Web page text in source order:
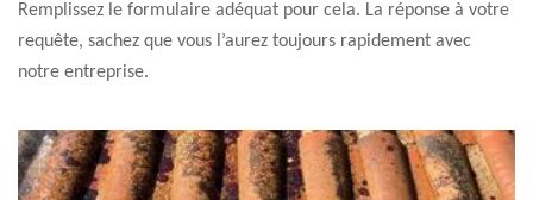
Remplissez le formulaire adéquat pour cela. La réponse à votre
requête, sachez que vous l’aurez toujours rapidement avec
notre entreprise.